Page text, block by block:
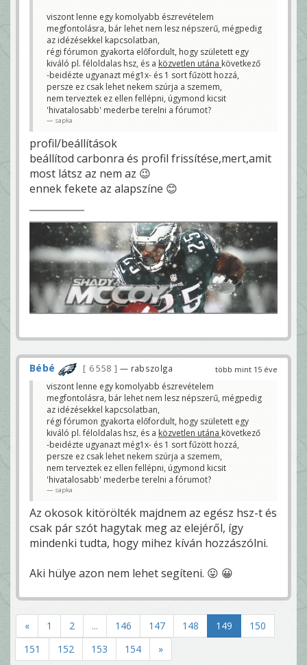
viszont lenne egy komolyabb észrevételem
megfontolásra, bár lehet nem lesz népszerű, mégpedig
az idézésekkel kapcsolatban,
régi fórumon gyakorta előfordult, hogy született egy
kiváló pl. féloldalas hsz, és a közvetlen utána következő
-beidézte ugyanazt még1x- és 1 sort fűzött hozzá,
persze ez csak lehet nekem szúrja a szemem,
nem terveztek ez ellen fellépni, úgymond kicsit
'hivatalosabb' mederbe terelni a fórumot?
sapka
profil/beállítások
beállítod carbonra és profil frissítése,mert,amit
most látsz az nem az 😉
ennek fekete az alapszíne 😊
több mint 15 éve
Bébé 6 558 — rabszolga
viszont lenne egy komolyabb észrevételem
megfontolásra, bár lehet nem lesz népszerű, mégpedig
az idézésekkel kapcsolatban,
régi fórumon gyakorta előfordult, hogy született egy
kiváló pl. féloldalas hsz, és a közvetlen utána következő
-beidézte ugyanazt még1x- és 1 sort fűzött hozzá,
persze ez csak lehet nekem szúrja a szemem,
nem terveztek ez ellen fellépni, úgymond kicsit
'hivatalosabb' mederbe terelni a fórumot?
sapka
Az okosok kitörölték majdnem az egész hsz-t és
csak pár szót hagytak meg az elejéről, így
mindenki tudta, hogy mihez kíván hozzászólni.
Aki hülye azon nem lehet segíteni. 😛 😀
« 1 2 ... 146 147 148 149
150
151
152 153 154 »